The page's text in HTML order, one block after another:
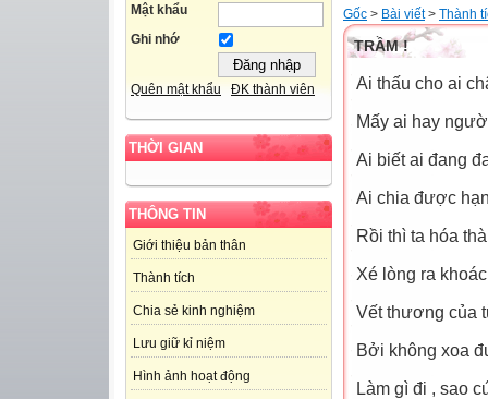
Mật khẩu
Ghi nhớ
Quên mật khẩu ĐK thành viên
THỜI GIAN
THÔNG TIN
Giới thiệu bản thân
Thành tích
Chia sẻ kinh nghiệm
Lưu giữ kỉ niệm
Hình ảnh hoạt động
Gốc > Bài viết> Thành
TRẦM !
Ai thấu cho ai
Mấy ai hay
Ai biết ai đang
Ai chia được
Rồi thì ta hóa
Xé lòng ra
Vết thương của
Bởi không xoa
Làm gì đi , sao